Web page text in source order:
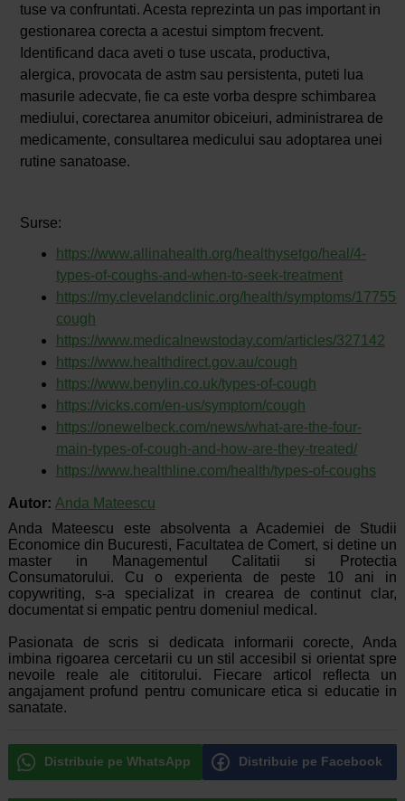
tuse va confruntati. Acesta reprezinta un pas important in
gestionarea corecta a acestui simptom frecvent.
Identificand daca aveti o tuse uscata, productiva,
alergica, provocata de astm sau persistenta, puteti lua
masurile adecvate, fie ca este vorba despre schimbarea
mediului, corectarea anumitor obiceiuri, administrarea de
medicamente, consultarea medicului sau adoptarea unei
rutine sanatoase.
Surse:
https://www.allinahealth.org/healthysetgo/heal/4-
types-of-coughs-and-when-to-seek-treatment
https://my.clevelandclinic.org/health/symptoms/17755-
cough
https://www.medicalnewstoday.com/articles/327142
https://www.healthdirect.gov.au/cough
https://www.benylin.co.uk/types-of-cough
https://vicks.com/en-us/symptom/cough
https://onewelbeck.com/news/what-are-the-four-
main-types-of-cough-and-how-are-they-treated/
https://www.healthline.com/health/types-of-coughs
Autor: Anda Mateescu
Anda Mateescu este absolventa a Academiei de Studii
Economice din Bucuresti, Facultatea de Comert, si detine un
master in Managementul Calitatii si Protectia
Consumatorului. Cu o experienta de peste 10 ani in
copywriting, s-a specializat in crearea de continut clar,
documentat si empatic pentru domeniul medical.
Pasionata de scris si dedicata informarii corecte, Anda
imbina rigoarea cercetarii cu un stil accesibil si orientat spre
nevoile reale ale cititorului. Fiecare articol reflecta un
angajament profund pentru comunicare etica si educatie in
sanatate.
Distribuie pe WhatsApp Distribuie pe Facebook